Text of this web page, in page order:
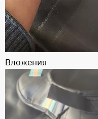
Вложения